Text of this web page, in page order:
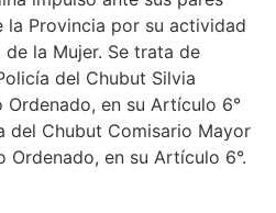
la Provincia por su actividad
la Mujer. Se trata de
del Chubut Silvia
Ordenado, en su Artículo 6°
del Chubut Comisario Mayor
Ordenado, en su Artículo 6°.